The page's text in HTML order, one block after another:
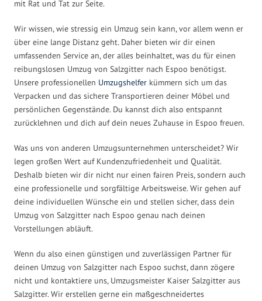
mit Rat und Tat zur Seite.
Wir wissen, wie stressig ein Umzug sein kann, vor allem wenn er
über eine lange Distanz geht. Daher bieten wir dir einen
umfassenden Service an, der alles beinhaltet, was du für einen
reibungslosen Umzug von Salzgitter nach Espoo benötigst.
Unsere professionellen Umzugshelfer kümmern sich um das
Verpacken und das sichere Transportieren deiner Möbel und
persönlichen Gegenstände. Du kannst dich also entspannt
zurücklehnen und dich auf dein neues Zuhause in Espoo freuen.
Was uns von anderen Umzugsunternehmen unterscheidet? Wir
legen großen Wert auf Kundenzufriedenheit und Qualität.
Deshalb bieten wir dir nicht nur einen fairen Preis, sondern auch
eine professionelle und sorgfältige Arbeitsweise. Wir gehen auf
deine individuellen Wünsche ein und stellen sicher, dass dein
Umzug von Salzgitter nach Espoo genau nach deinen
Vorstellungen abläuft.
Wenn du also einen günstigen und zuverlässigen Partner für
deinen Umzug von Salzgitter nach Espoo suchst, dann zögere
nicht und kontaktiere uns, Umzugsmeister Kaiser Salzgitter aus
Salzgitter. Wir erstellen gerne ein maßgeschneidertes